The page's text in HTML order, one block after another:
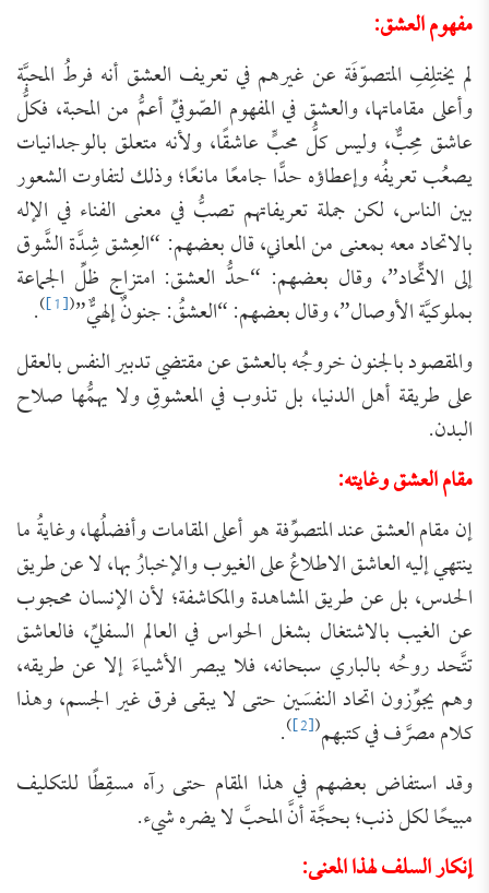
مفهوم العشق:
لم يختلِفِ المتصوّفَة عن غيرهم في تعريف العشق أنه فرطُ المحبَّة
وأعلى مقاماتها، والعشق في المفهوم الصّوفيِّ أعمُّ من المحبة، فكلُّ
عاشق محِبٌّ، وليس كلُّ محبٍّ عاشقًا، ولأنه متعلق بالوجدانيات
يصعُب تعريفُه وإعطاؤه حدًّا جامعًا مانعًا؛ وذلك لتفاوت الشعور
بين الناس، لكن جملة تعريفاتهم تصبُّ في معنى الفناء في الإله
بالاتحاد معه بمعنى من المعاني، قال بعضهم: “العِشق شِدَّة الشَّوق
إلى الاتِّحاد”، وقال بعضهم: “حدُّ العشق: امتزاج ظلِّ الجماعة
بملوكيَّة الأوصال”، وقال بعضهم: “العشقُ: جنونٌ إلهيٌّ”(
[1]
)
.
والمقصود بالجنون خروجُه بالعشق عن مقتضي تدبير النفس بالعقل
على طريقة أهل الدنيا، بل تذوب في المعشوقِ ولا يهمُّها صلاح
البدن.
مقام العشق وغايته:
إن مقام العشق عند المتصوِّفة هو أعلى المقامات وأفضلُها، وغايةُ ما
ينتهي إليه العاشق الاطلاعُ على الغيوب والإخبارُ بها، لا عن طريق
الحدس، بل عن طريق المشاهدة والمكاشفة؛ لأن الإنسان محجوب
عن الغيب بالاشتغال بشغل الحواس في العالم السفليِّ، فالعاشق
تتَّحد روحُه بالباري سبحانه، فلا يبصر الأشياءَ إلا عن طريقه،
وهم يجوِّزون اتحاد النفسَين حتى لا يبقى فرق غير الجسم، وهذا
كلام مصرَّف في كتبهم(
[2]
)
.
وقد استفاض بعضهم في هذا المقام حتى رآه مسقِطًا للتكليف
مبيحًا لكل ذنب؛ بحجَّة أنَّ المحبَّ لا يضره شيء.
إنكار السلف لهذا المعنى: